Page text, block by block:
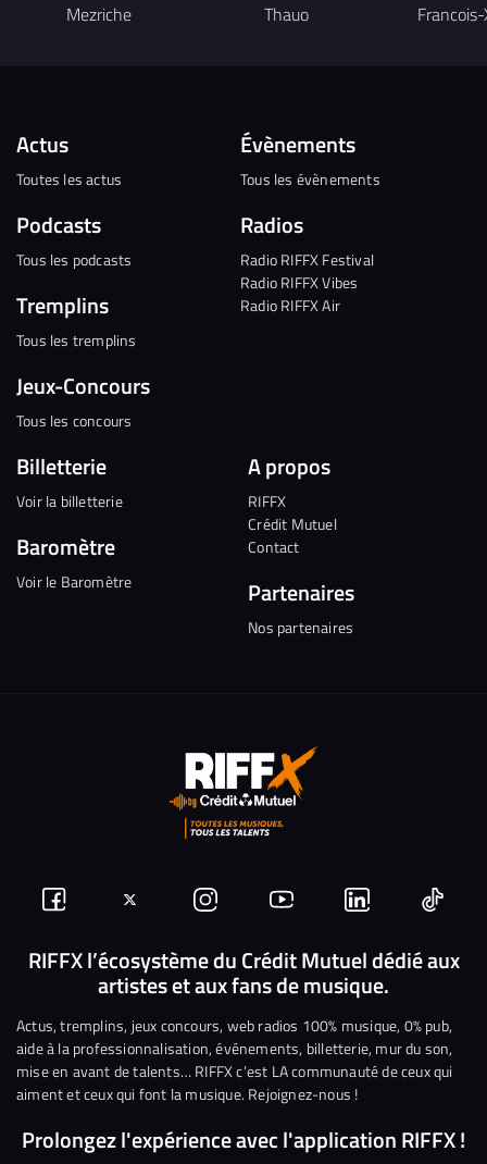
Mezriche Thauo
Actus
Toutes les actus
Podcasts
Tous les podcasts
Tremplins
Tous les tremplins
Jeux-Concours
Tous les concours
Évènements
Tous les évènements
Radios
Radio RIFFX Festival
Radio RIFFX Vibes
Radio RIFFX Air
Billetterie
Voir la billetterie
Baromètre
Voir le Baromètre
A propos
RIFFX
Crédit Mutuel
Contact
Partenaires
Nos partenaires
Suivez-
nous
Facebook
Suivez-
nous
sur
Twitter
Nous
rejoindre
sur
Instagram
Nous
rejoindre
sur
YouTube
Nous
rejoindre
sur
Linkedin
Nous
RIFFX l’écosystème du Crédit Mutuel dédié aux
artistes et aux fans de musique.
Actus, tremplins, jeux concours, web radios 100% musique, 0% pub,
aide à la professionnalisation, événements, billetterie, mur du son,
mise en avant de talents… RIFFX c’est LA communauté de ceux qui
aiment et ceux qui font la musique. Rejoignez-nous !
Prolongez l'expérience avec l'application RIFFX !